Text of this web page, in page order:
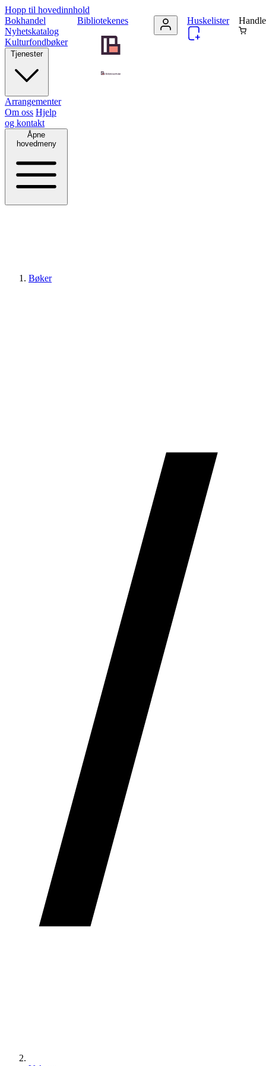
Hopp til hovedinnhold
Bibliotekenes
Bokhandel
Nyhetskatalog
Kulturfondbøker
Tjenester
Arrangementer
Om oss Hjelp
og kontakt
Åpne
hovedmeny
Huskelister
Bøker